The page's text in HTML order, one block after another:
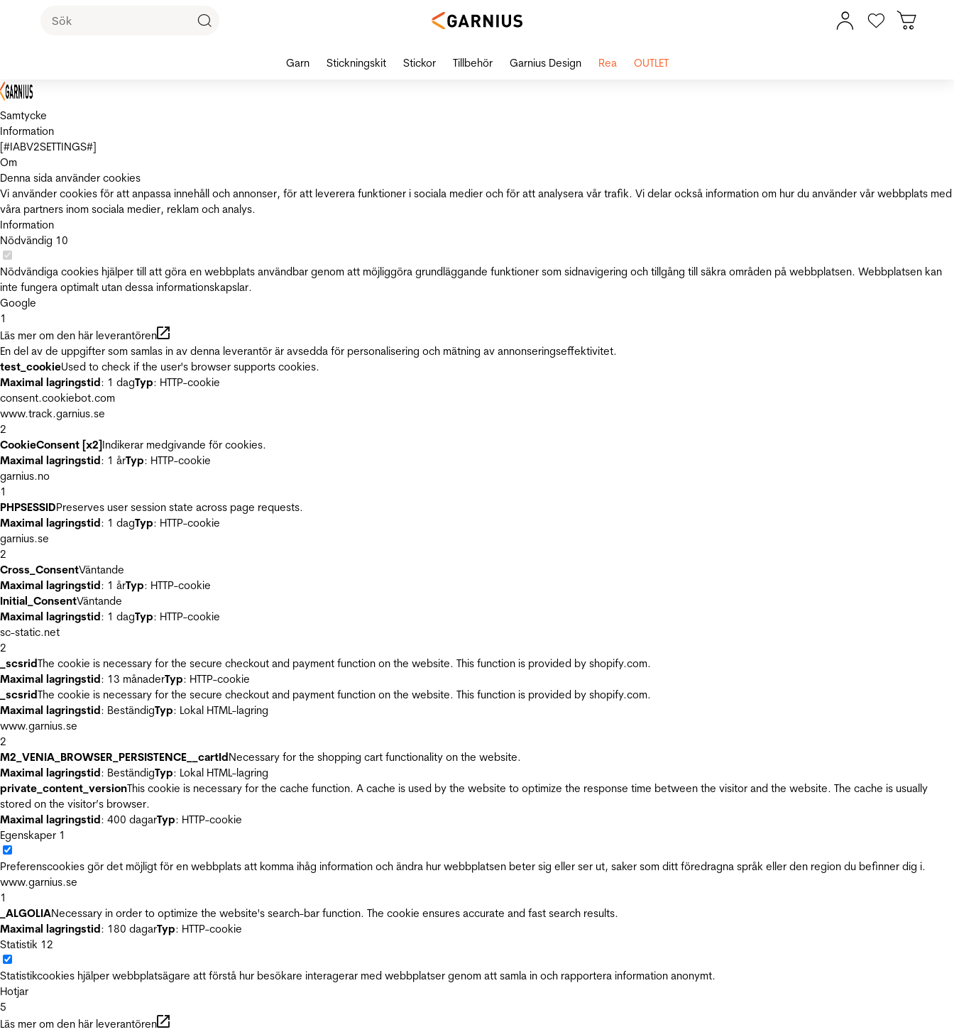
Samtycke
Information
[#IABV2SETTINGS#]
Om
Denna sida använder cookies
Vi använder cookies för att anpassa innehåll och annonser, för att leverera funktioner i sociala medier och för att analysera vår trafik. Vi delar också information om hur du använder vår webbplats med
våra partners inom sociala medier, reklam och analys.
Information
Nödvändig 10
Nödvändiga cookies hjälper till att göra en webbplats användbar genom att möjliggöra grundläggande funktioner som sidnavigering och tillgång till säkra områden på webbplatsen. Webbplatsen kan
inte fungera optimalt utan dessa informationskapslar.
Google
1
Läs mer om den här leverantören
En del av de uppgifter som samlas in av denna leverantör är avsedda för personalisering och mätning av annonseringseffektivitet.
test_cookieUsed to check if the user's browser supports cookies.
Maximal lagringstid: 1 dagTyp: HTTP-cookie
consent.cookiebot.com
www.track.garnius.se
2
CookieConsent [x2]Indikerar medgivande för cookies.
Maximal lagringstid: 1 årTyp: HTTP-cookie
garnius.no
1
PHPSESSIDPreserves user session state across page requests.
Maximal lagringstid: 1 dagTyp: HTTP-cookie
garnius.se
2
Cross_ConsentVäntande
Maximal lagringstid: 1 årTyp: HTTP-cookie
Initial_ConsentVäntande
Maximal lagringstid: 1 dagTyp: HTTP-cookie
sc-static.net
2
_scsridThe cookie is necessary for the secure checkout and payment function on the website. This function is provided by shopify.com.
Maximal lagringstid: 13 månaderTyp: HTTP-cookie
_scsridThe cookie is necessary for the secure checkout and payment function on the website. This function is provided by shopify.com.
Maximal lagringstid: BeständigTyp: Lokal HTML-lagring
www.garnius.se
2
M2_VENIA_BROWSER_PERSISTENCE__cartIdNecessary for the shopping cart functionality on the website.
Maximal lagringstid: BeständigTyp: Lokal HTML-lagring
private_content_versionThis cookie is necessary for the cache function. A cache is used by the website to optimize the response time between the visitor and the website. The cache is usually
stored on the visitor’s browser.
Maximal lagringstid: 400 dagarTyp: HTTP-cookie
Egenskaper 1
Preferenscookies gör det möjligt för en webbplats att komma ihåg information och ändra hur webbplatsen beter sig eller ser ut, saker som ditt föredragna språk eller den region du befinner dig i.
www.garnius.se
1
_ALGOLIANecessary in order to optimize the website's search-bar function. The cookie ensures accurate and fast search results.
Maximal lagringstid: 180 dagarTyp: HTTP-cookie
Statistik 12
Statistikcookies hjälper webbplatsägare att förstå hur besökare interagerar med webbplatser genom att samla in och rapportera information anonymt.
Hotjar
5
Läs mer om den här leverantören
Garn Stickningskit Stickor Tillbehör Garnius Design Rea OUTLET